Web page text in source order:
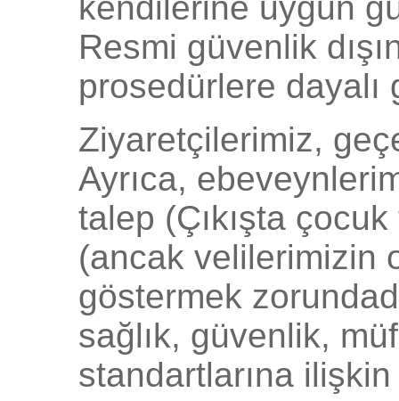
kendilerine uygun
Resmi güvenlik
prosedürlere
Ziyaretçilerimiz,
Ayrıca,
talep (Çıkışta
(ancak velilerimizin
göstermek
sağlık, güvenlik,
standartlarına